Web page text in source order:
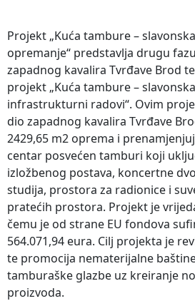
Projekt „Kuća tambure –
opremanje“ predstavlja drugu
zapadnog kavalira Tvrđave Brod
projekt „Kuća tambure –
infrastrukturni radovi“. Ovim
dio zapadnog kavalira Tvrđave
2429,65 m2 oprema i
centar posvećen tamburi koji
izložbenog postava, koncertne
studija, prostora za radionice i
pratećih prostora. Projekt je
čemu je od strane EU fondova
564.071,94 eura. Cilj projekta je
te promocija nematerijalne
tamburaške glazbe uz kreiranje
proizvoda.